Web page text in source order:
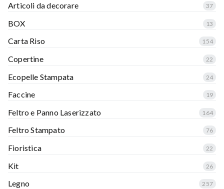
Articoli da decorare 37
BOX 13
Carta Riso 154
Copertine 22
Ecopelle Stampata 24
Faccine 19
Feltro e Panno Laserizzato 164
Feltro Stampato 76
Fioristica 22
Kit 26
Legno 257